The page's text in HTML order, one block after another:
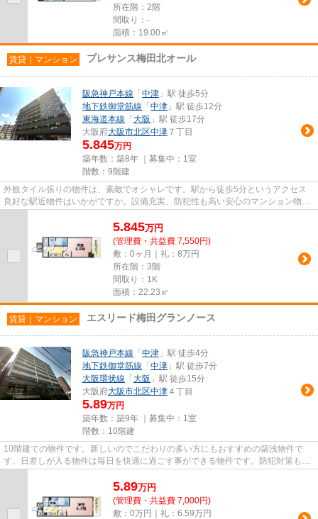
所在階：2階
間取り：-
面積：19.00㎡
賃貸｜マンション プレサンス梅田北オール
阪急神戸本線 「 中津 」駅 徒歩5分
地下鉄御堂筋線 「 中津 」駅 徒歩12分
東海道本線 「 大阪 」駅 徒歩17分
大阪府大阪市北区中津 ７丁目
5.845万円
築年数：築8年 ｜募集中： 1室
階数：9階建
外観タイル張りの物件は、素敵でオシャレです。駅から徒歩5分というアクセス
良好な駅近物件はいかがですか。設備充実、防犯性も高い安心のマンション物件
5.845万円
(管理費・共益費 7,550円)
敷：0ヶ月｜礼：8万円
所在階：3階
間取り：1K
面積：22.23㎡
賃貸｜マンション エスリード梅田グランノース
阪急神戸本線 「 中津 」駅 徒歩4分
地下鉄御堂筋線 「 中津 」駅 徒歩7分
大阪環状線 「 大阪 」駅 徒歩15分
大阪府大阪市北区中津 ４丁目
5.89万円
築年数：築9年 ｜募集中： 1室
階数：10階建
10階建ての物件です。新しいのでこだわりの多い方にもおすすめの築浅物件で
す。日差しが入る物件は毎日を快適に過ごす事ができる物件です。防犯対策もバ
5.89万円
(管理費・共益費 7,000円)
敷：0万円｜礼：6.59万円